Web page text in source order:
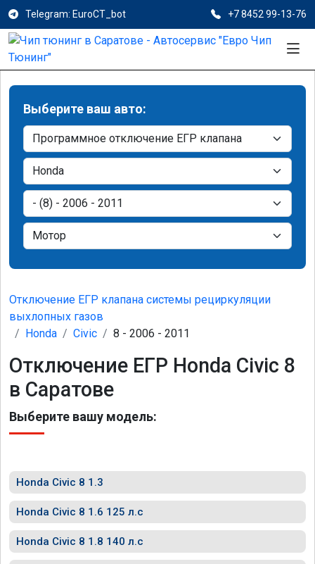
Telegram: EuroCT_bot +7 8452 99-13-76
Выберите ваш авто:
Отключение ЕГР клапана системы рециркуляции
выхлопных газов
Honda
Civic 8 - 2006 - 2011
Отключение ЕГР Honda Civic 8
в Саратове
Выберите вашу модель:
Honda Civic 8 1.3
Honda Civic 8 1.6 125 л.с
Honda Civic 8 1.8 140 л.с